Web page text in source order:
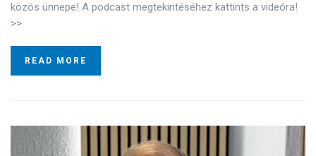
közös ünnepe! A podcast megtekintéséhez kattints a videóra!
>>
READ MORE